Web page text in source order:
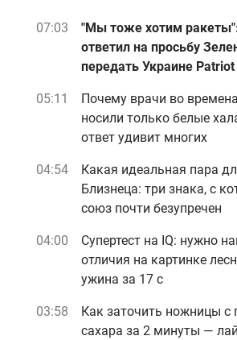
07:03
"Мы тоже хотим
ответил на просьбу
передать Украине Patriot
05:11
Почему врачи во
носили только белые
ответ удивит многих
04:54
Какая идеальная пара
Близнеца: три знака, с
союз почти безупречен
04:00
Супертест на IQ: нужно
отличия на картинке
ужина за 17 с
03:58
Как заточить ножницы
сахара за 2 минуты —